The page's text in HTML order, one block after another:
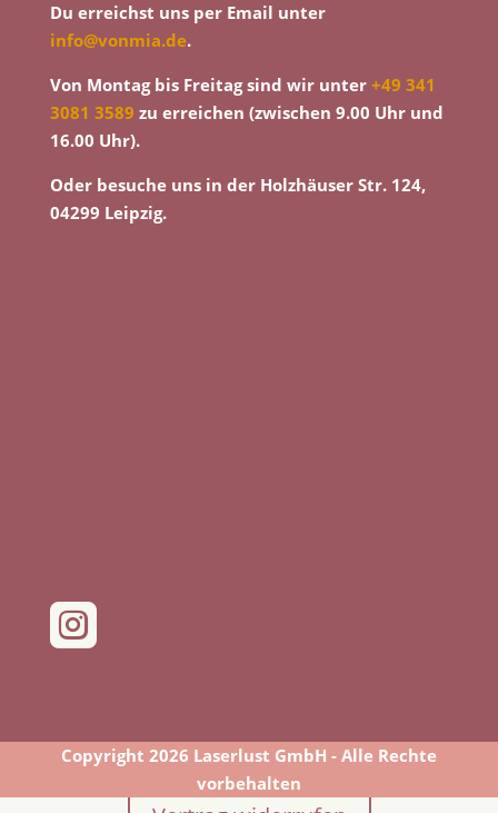
Du erreichst uns per Email unter
info@vonmia.de.
Von Montag bis Freitag sind wir unter +49 341
3081 3589 zu erreichen (zwischen 9.00 Uhr und
16.00 Uhr).
Oder besuche uns in der Holzhäuser Str. 124,
04299 Leipzig.

Copyright 2026 Laserlust GmbH - Alle Rechte
vorbehalten